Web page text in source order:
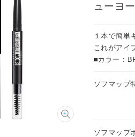
ューヨ
１本で簡単
これがアイ
■カラー：
ソフマップ
ソフマップ